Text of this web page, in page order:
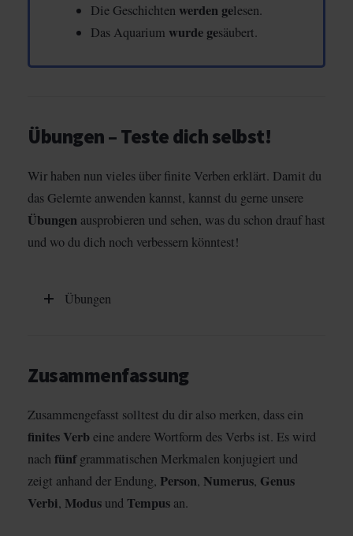
Die Geschichten werden gelesen.
Das Aquarium wurde gesäubert.
Übungen – Teste dich selbst!
Wir haben nun vieles über finite Verben erklärt. Damit du
das Gelernte anwenden kannst, kannst du gerne unsere
Übungen ausprobieren und sehen, was du schon drauf hast
und wo du dich noch verbessern könntest!
Übungen
Zusammenfassung
Zusammengefasst solltest du dir also merken, dass ein
finites Verbeine andere Wortform des Verbs ist. Es wird
nach fünfgrammatischen Merkmalen konjugiert und
zeigt anhand der Endung, Person, Numerus, Genus
Verbi, Modus und Tempus an.